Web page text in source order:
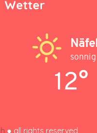
Wetter
sonnig
12°
● all rights reserved